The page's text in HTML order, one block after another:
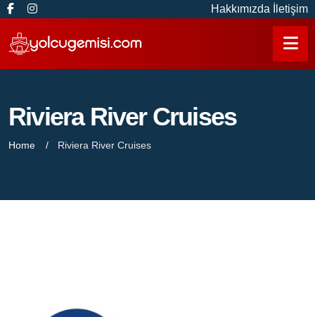
Hakkımızda İletişim
Riviera River Cruises
Home Riviera River Cruises